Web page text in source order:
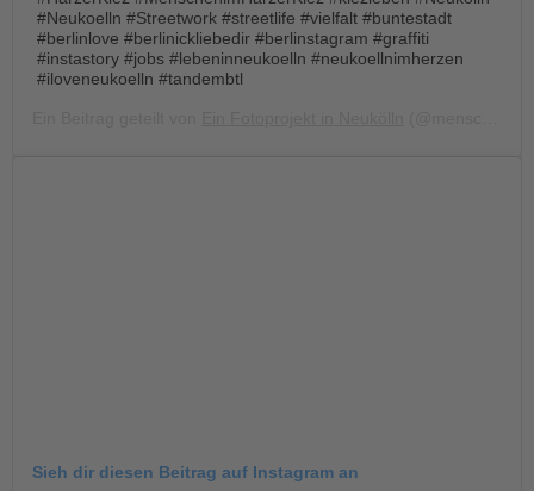
#Neukoelln #Streetwork #streetlife #vielfalt #buntestadt
#berlinlove #berlinickliebedir #berlinstagram #graffiti
#instastory #jobs #lebeninneukoelln #neukoellnimherzen
#iloveneukoelln #tandembtl
Sieh dir diesen Beitrag auf Instagram an